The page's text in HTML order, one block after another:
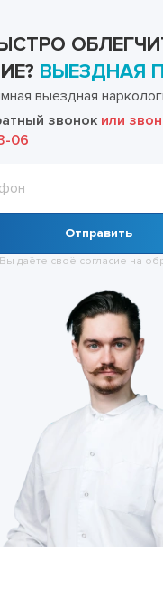
ВЫЕЗДНАЯ
выездная
звонок или
06
Отправить
даёте своё согласие на